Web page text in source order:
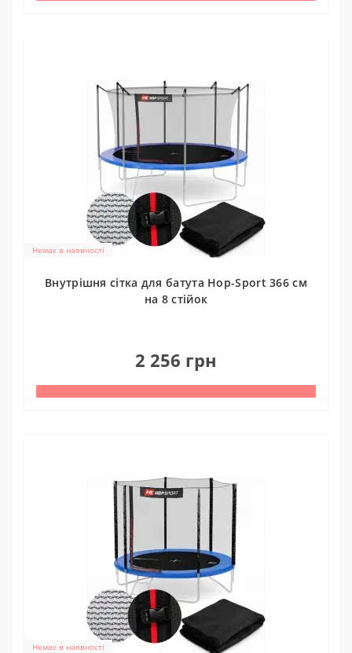
Немає в наявності
Внутрішня сітка для батута Hop-Sport 366 см
на 8 стійок
2 256 грн
Немає в наявності